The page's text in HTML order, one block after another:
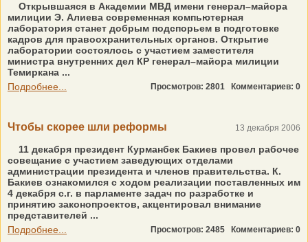
Открывшаяся в Академии МВД имени генерал–майора
милиции Э. Алиева современная компьютерная
лаборатория станет добрым подспорьем в подготовке
кадров для правоохранительных органов. Открытие
лаборатории состоялось с участием заместителя
министра внутренних дел КР генерал–майора милиции
Темиркана ...
Подробнее...
Просмотров: 2801 Комментариев: 0
Чтобы скорее шли реформы 13 декабря 2006
11 декабря президент Курманбек Бакиев провел рабочее
совещание с участием заведующих отделами
администрации президента и членов правительства. К.
Бакиев ознакомился с ходом реализации поставленных им
4 декабря с.г. в парламенте задач по разработке и
принятию законопроектов, акцентировал внимание
представителей ...
Подробнее...
Просмотров: 2485 Комментариев: 0